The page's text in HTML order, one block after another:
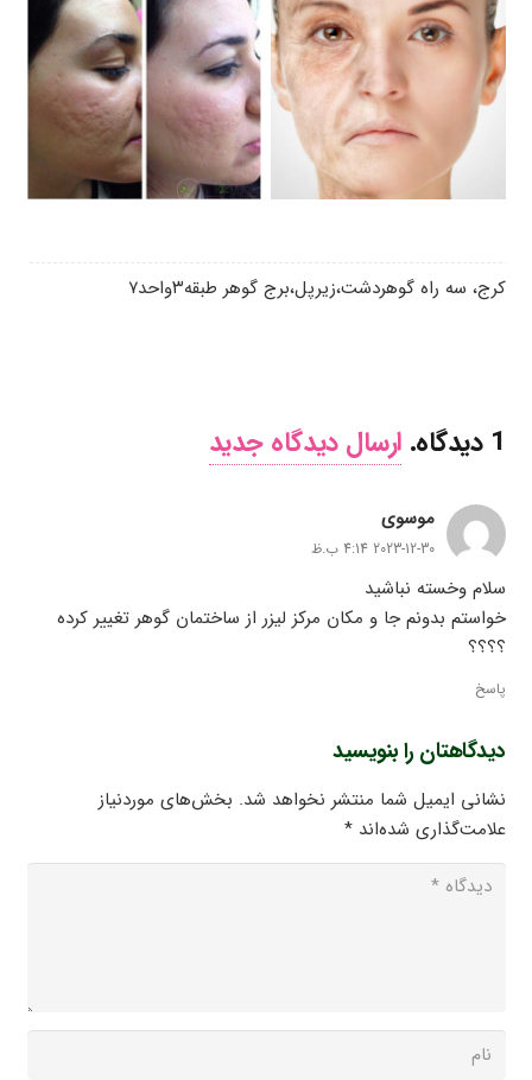
کرج، سه راه گوهردشت،زیرپل،برج گوهر طبقه۳واحد۷
1 دیدگاه. ارسال دیدگاه جدید
موسوی
2023-12-30 4:14 ب.ظ
سلام وخسته نباشید
خواستم بدونم جا و مکان مرکز لیزر از ساختمان گوهر تغییر کرده
؟؟؟؟
پاسخ
دیدگاهتان را بنویسید
نشانی ایمیل شما منتشر نخواهد شد. بخش‌های موردنیاز
علامت‌گذاری شده‌اند*